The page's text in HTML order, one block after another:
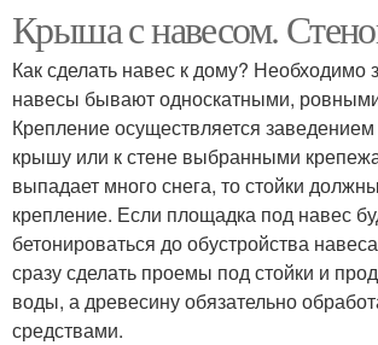
Крыша с навесом.
Как сделать навес к дому? Необходимо
навесы бывают односкатными,
Крепление осуществляется
крышу или к стене выбранными
выпадает много снега, то стойки
крепление. Если площадка под навес
бетонироваться до обустройства
сразу сделать проемы под стойки и
воды, а древесину обязательно
средствами.